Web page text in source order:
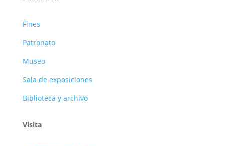
Fines
Patronato
Museo
Sala de exposiciones
Biblioteca y archivo
Visita